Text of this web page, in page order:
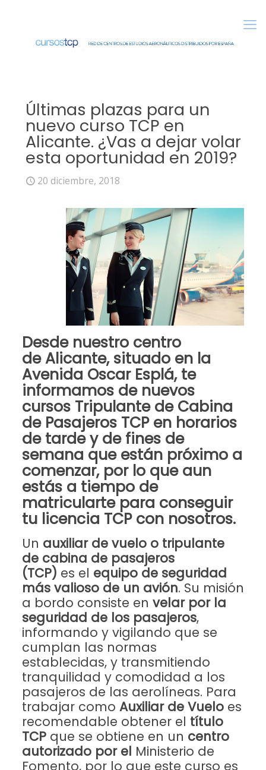
Últimas plazas para un
nuevo curso TCP en
Alicante. ¿Vas a dejar volar
esta oportunidad en 2019?
20 diciembre, 2018
Desde nuestro centro
deAlicante, situado en la
Avenida Oscar Esplá, te
informamos de nuevos
cursos Tripulante de Cabina
de Pasajeros TCPen horarios
de tarde y de fines de
semana que están próximo a
comenzar, por lo que aun
estás a tiempo de
matricularte para conseguir
tulicencia TCPcon nosotros.
Un auxiliar de vuelo o tripulante
de cabina de pasajeros
(TCP) es el equipo de seguridad
más valioso de un avión. Su misión
a bordo consiste en velar por la
seguridad de los pasajeros,
informando y vigilando que se
cumplan las normas
establecidas, y transmitiendo
tranquilidad y comodidad a los
pasajeros de las aerolíneas. Para
trabajar como Auxiliar de Vueloes
recomendable obtener el título
TCPque se obtiene en un centro
autorizado por el Ministerio de
Fomento, por lo que este curso es